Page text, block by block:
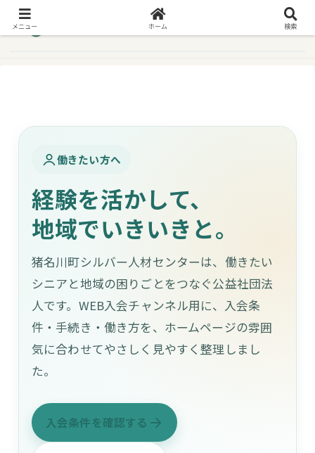
働きたい方へ
経験を活かして、
地域でいきいきと。
猪名川町シルバー人材センターは、働きたい
シニアと地域の困りごとをつなぐ公益社団法
人です。WEB入会チャンネル用に、入会条
件・手続き・働き方を、ホームページの雰囲
気に合わせてやさしく見やすく整理しまし
た。
入会条件を確認する
メニュー ホーム 検索